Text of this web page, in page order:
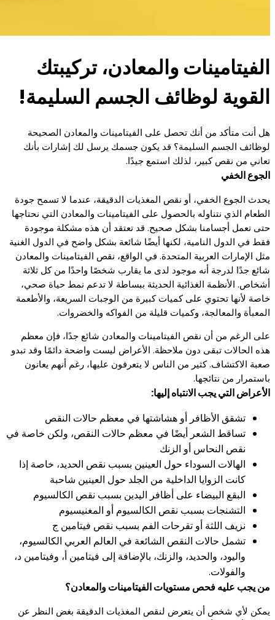
الفيتامينات والمعادن، تركيبتك
القوية لوظائف الجسم السليمة!
هل أنت متأكد من أنك تحصل على الفيتامينات والمعادن الصحيحة
لوظائف الجسم السليمة؟ قد يكون جسمك يرسل لك إشارات بأنك
تعاني من نقص كبير، لذلك استمع جيدًا.
الجوع الخفي
يحدث الجوع الخفي، أو نقص المغذيات الدقيقة، عندما لا تسمح جودة
الطعام الذي نتناوله بالحصول على الفيتامينات والمعادن التي نحتاجها
حتى تعمل أجسامنا بشكل صحيح. قد تعتقد أن هذه مشكلة موجودة
فقط في الدول النامية، لكنها أيضًا شائعة بشكل واضح في الدول الغنية
مثل الإمارات العربية المتحدة. في الواقع، نقص الفيتامينات والمعادن
شائع جدًا لدرجة أنه موجود لدى ما يقارب شخصًا واحدًا من كل ثلاثة
أشخاص. الأنظمة الغذائية الحديثة ببساطة لا تدعم نمط حياة صحي،
خاصة لأنها تحتوي على كميات كبيرة من الوجبات السريعة، والأطعمة
المعبأة والمعالجة، وكميات قليلة من الفواكه والخضروات.
على الرغم من أن نقص الفيتامينات والمعادن شائع جدًا، فإن معظم
هذه الحالات تبقى دون ملاحظة. الأعراض ليست واضحة دائمًا وقد تبدو
صعبة الاكتشاف. كثير من الناس لا يتعرفون عليها، رغم أنهم يعانون
باستمرار من نتائجها.
الأعراض التي يجب الانتباه إليها:
تشقق الأظافر أو هشاشتها في معظم حالات النقص
تساقط الشعر أيضًا في معظم حالات النقص، ولكن خاصة في
نقص النحاس أو الزنك
الهالات السوداء حول العينين بسبب نقص الحديد، خاصة إذا
كانت الزوايا الداخلية من الجلد حول العينين شاحبة
البقع البيضاء على أظافر اليدين بسبب نقص الكالسيوم
التشنجات بسبب نقص الكالسيوم أو المغنيسيوم
نزيف اللثة أو تقرحات الفم بسبب نقص فيتامين ج
تشمل حالات النقص الشائعة في العالم العربي الكالسيوم،
واليود، والحديد، والزنك، بالإضافة إلى فيتامين أ، وفيتامين د،
والفولات.
من يجب عليه فحص مستويات الفيتامينات والمعادن؟
يمكن لأي شخص أن يتعرض لنقص المغذيات الدقيقة بغض النظر عن